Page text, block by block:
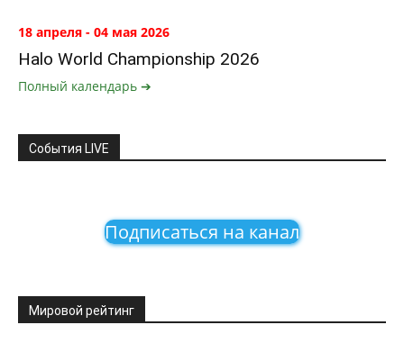
18 апреля - 04 мая 2026
Halo World Championship 2026
Полный календарь ➔
События LIVE
Подписаться на канал
Мировой рейтинг